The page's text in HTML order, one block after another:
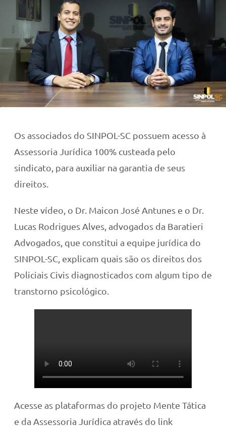
Os associados do SINPOL-SC possuem acesso à
Assessoria Jurídica 100% custeada pelo
sindicato, para auxiliar na garantia de seus
direitos.
Neste vídeo, o Dr. Maicon José Antunes e o Dr.
Lucas Rodrigues Alves, advogados da Baratieri
Advogados, que constitui a equipe jurídica do
SINPOL-SC, explicam quais são os direitos dos
Policiais Civis diagnosticados com algum tipo de
transtorno psicológico.
Acesse as plataformas do projeto Mente Tática
e da Assessoria Jurídica através do link